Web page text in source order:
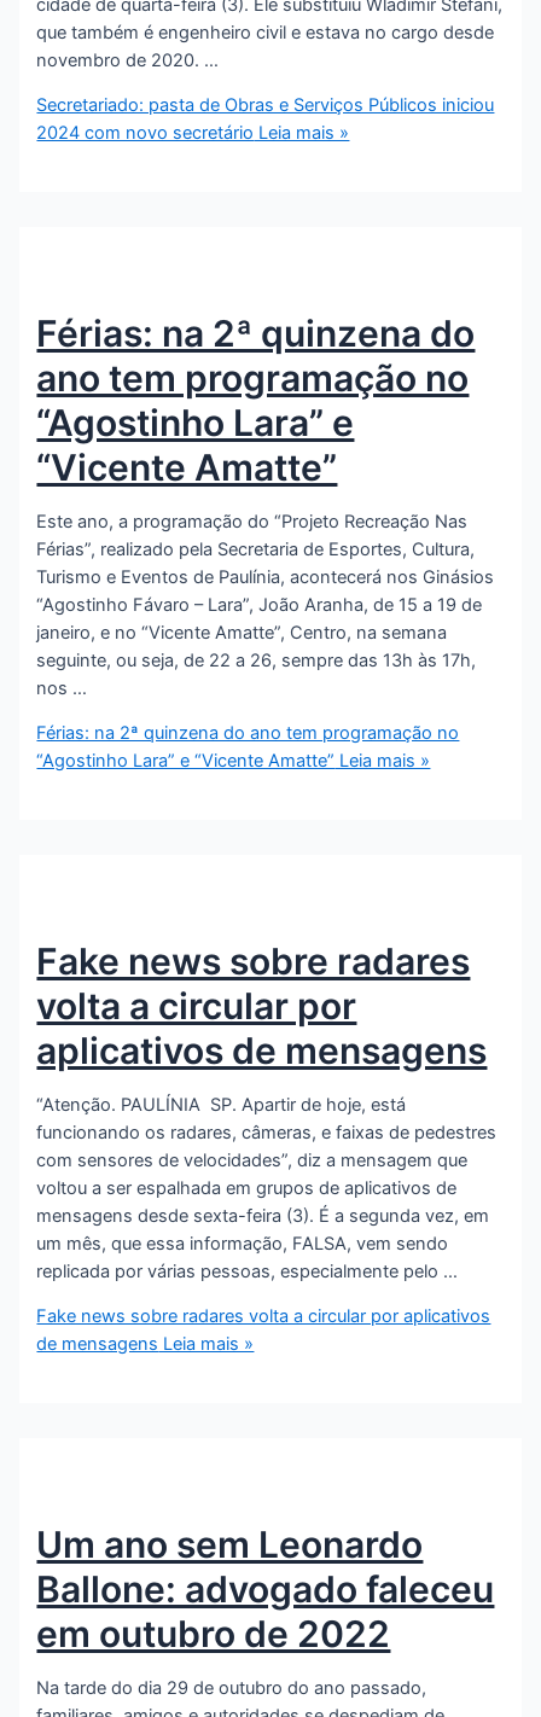
cidade de quarta-feira (3). Ele substituiu Wladimir Stefani,
que também é engenheiro civil e estava no cargo desde
novembro de 2020. …
Secretariado: pasta de Obras e Serviços Públicos iniciou
2024 com novo secretário Leia mais »
Férias: na 2ª quinzena do
ano tem programação no
“Agostinho Lara” e
“Vicente Amatte”
Este ano, a programação do “Projeto Recreação Nas
Férias”, realizado pela Secretaria de Esportes, Cultura,
Turismo e Eventos de Paulínia, acontecerá nos Ginásios
“Agostinho Fávaro – Lara”, João Aranha, de 15 a 19 de
janeiro, e no “Vicente Amatte”, Centro, na semana
seguinte, ou seja, de 22 a 26, sempre das 13h às 17h,
nos …
Férias: na 2ª quinzena do ano tem programação no
“Agostinho Lara” e “Vicente Amatte” Leia mais »
Fake news sobre radares
volta a circular por
aplicativos de mensagens
“Atenção. PAULÍNIA SP. Apartir de hoje, está
funcionando os radares, câmeras, e faixas de pedestres
com sensores de velocidades”, diz a mensagem que
voltou a ser espalhada em grupos de aplicativos de
mensagens desde sexta-feira (3). É a segunda vez, em
um mês, que essa informação, FALSA, vem sendo
replicada por várias pessoas, especialmente pelo …
Fake news sobre radares volta a circular por aplicativos
de mensagens Leia mais »
Um ano sem Leonardo
Ballone: advogado faleceu
em outubro de 2022
Na tarde do dia 29 de outubro do ano passado,